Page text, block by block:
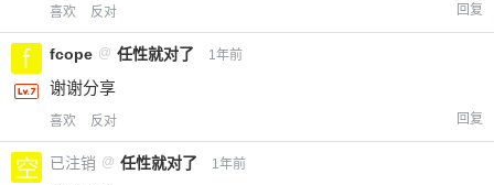
喜欢 反对 回复
fcope @ 任性就对了 1年前
谢谢分享
喜欢 反对 回复
已注销 @ 任性就对了 1年前